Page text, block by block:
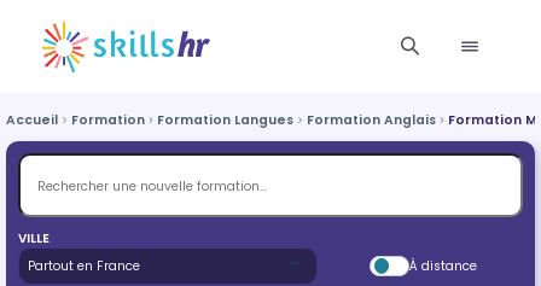
Accueil Formation Formation Langues Formation Anglais Formation
VILLE
À distance